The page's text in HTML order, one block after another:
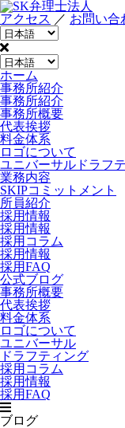
アクセス ／ お問い合
ホーム
事務所紹介
事務所紹介
事務所概要
代表挨拶
料金体系
ロゴについて
ユニバーサルドラフ
業務内容
SKIPコミットメント
所員紹介
採用情報
採用情報
採用コラム
採用情報
採用FAQ
公式ブログ
事務所概要
代表挨拶
料金体系
ロゴについて
ユニバーサル
ドラフティング
採用コラム
採用情報
採用FAQ
ブログ